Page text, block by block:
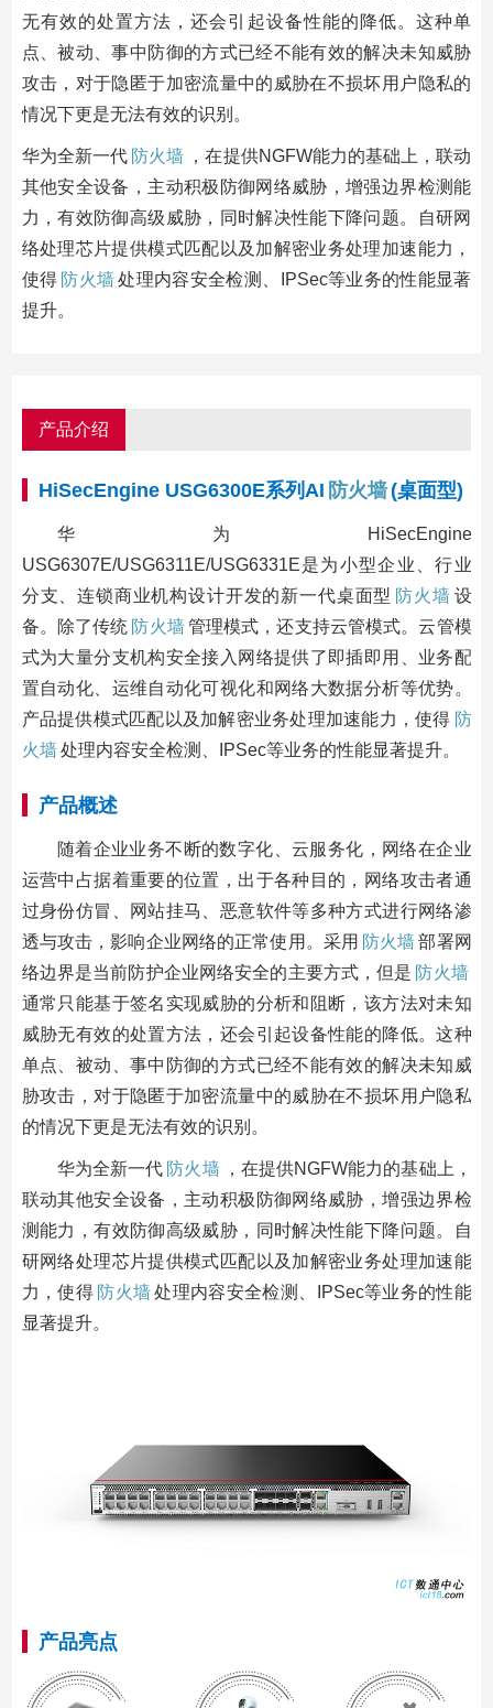
无有效的处置方法，还会引起设备性能的降低。这种单
点、被动、事中防御的方式已经不能有效的解决未知威胁
攻击，对于隐匿于加密流量中的威胁在不损坏用户隐私的
情况下更是无法有效的识别。
华为全新一代 防火墙 ，在提供NGFW能力的基础上，联动
其他安全设备，主动积极防御网络威胁，增强边界检测能
力，有效防御高级威胁，同时解决性能下降问题。自研网
络处理芯片提供模式匹配以及加解密业务处理加速能力，
使得 防火墙 处理内容安全检测、IPSec等业务的性能显著
提升。
产品介绍
HiSecEngine USG6300E系列AI 防火墙(桌面型)
华为HiSecEngine
USG6307E/USG6311E/USG6331E是为小型企业、行业
分支、连锁商业机构设计开发的新一代桌面型 防火墙 设
备。除了传统 防火墙管理模式，还支持云管模式。云管模
式为大量分支机构安全接入网络提供了即插即用、业务配
置自动化、运维自动化可视化和网络大数据分析等优势。
产品提供模式匹配以及加解密业务处理加速能力，使得 防
火墙处理内容安全检测、IPSec等业务的性能显著提升。
产品概述
随着企业业务不断的数字化、云服务化，网络在企业
运营中占据着重要的位置，出于各种目的，网络攻击者通
过身份仿冒、网站挂马、恶意软件等多种方式进行网络渗
透与攻击，影响企业网络的正常使用。采用 防火墙 部署网
络边界是当前防护企业网络安全的主要方式，但是 防火墙
通常只能基于签名实现威胁的分析和阻断，该方法对未知
威胁无有效的处置方法，还会引起设备性能的降低。这种
单点、被动、事中防御的方式已经不能有效的解决未知威
胁攻击，对于隐匿于加密流量中的威胁在不损坏用户隐私
的情况下更是无法有效的识别。
华为全新一代 防火墙
，在提供NGFW能力的基础上，
联动其他安全设备，主动积极防御网络威胁，增强边界检
测能力，有效防御高级威胁，同时解决性能下降问题。自
研网络处理芯片提供模式匹配以及加解密业务处理加速能
力，使得 防火墙处理内容安全检测、IPSec等业务的性能
显著提升。
产品亮点